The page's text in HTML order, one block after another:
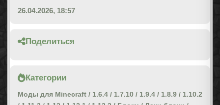
26.04.2026, 18:57
Поделиться
Категории
Моды для Minecraft / 1.6.4 / 1.7.10 / 1.9.4 / 1.8.9 / 1.10.2